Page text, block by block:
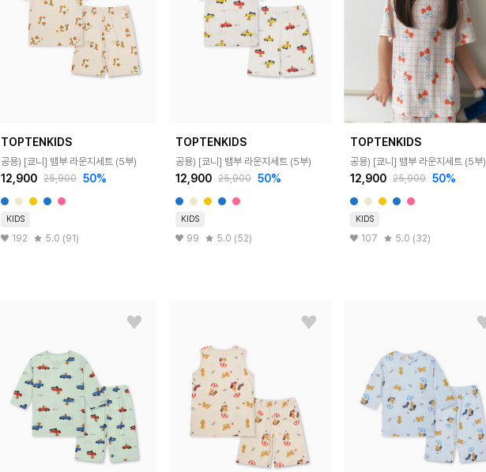
TOPTENKIDS
공용) [쿄니] 뱀부 라운지세트 (5부)
12,900 25,900 50%
KIDS
192 5.0 (91)
TOPTENKIDS
공용) [쿄니] 뱀부 라운지세트 (5부)
12,900 25,900 50%
KIDS
99 5.0 (52)
TOPTENKIDS
공용) [쿄니] 뱀부 라운지세트 (5부)
12,900 25,900 50%
KIDS
107 5.0 (32)